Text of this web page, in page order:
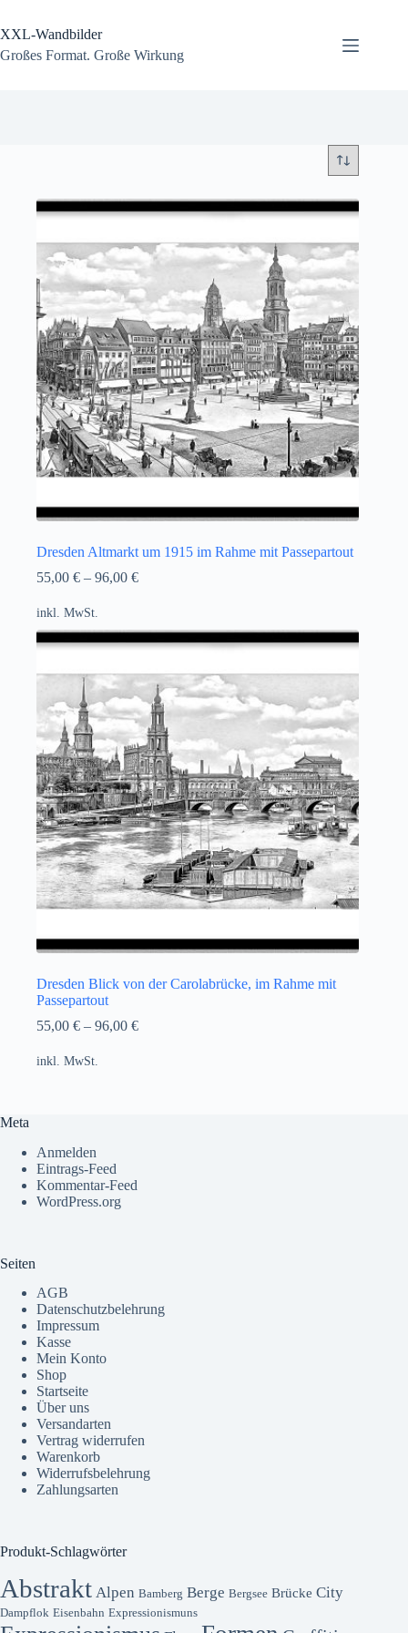
springen
XXL-Wandbilder
Großes Format. Große Wirkung
Dresden Altmarkt um 1915 im Rahme mit Passepartout
55,00 € – 96,00 €
inkl. MwSt.
Dresden Blick von der Carolabrücke, im Rahme mit
Passepartout
55,00 € – 96,00 €
inkl. MwSt.
Meta
Anmelden
Eintrags-Feed
Kommentar-Feed
WordPress.org
Seiten
AGB
Datenschutzbelehrung
Impressum
Kasse
Mein Konto
Shop
Startseite
Über uns
Versandarten
Vertrag widerrufen
Warenkorb
Widerrufsbelehrung
Zahlungsarten
Produkt-Schlagwörter
Abstrakt Alpen Bamberg Berge Bergsee Brücke City
Dampflok Eisenbahn Expressionismuns